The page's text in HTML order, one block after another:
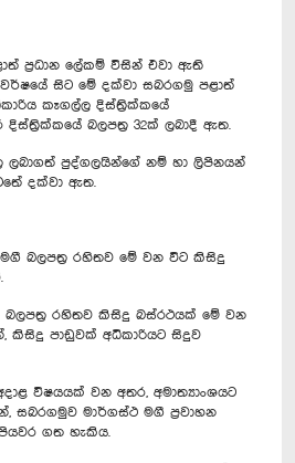
ලේකම් විසින් එවා ඇති
සිට මේ දක්වා සබරගමු පළාත්
අධිකාරිය කෑගල්ල දිස්ත්‍රික්කයේ
දිස්ත්‍රික්කයේ බලපත්‍ර 32ක් ලබාදී ඇත.
පුද්ගලයින්ගේ නම් හා ලිපිනයන්
දක්වා ඇත.
බලපත්‍ර රහිතව මේ වන විට කිසිදු
බලපත්‍ර රහිතව කිසිදු බස්රථයක් මේ වන
කිසිදු පාඩුවක් අධිකාරියට සිදුව
විෂයයක් වන අතර, අමාත්‍යාංශයට
සබරගමුව මාර්ගස්ථ මගී ප්‍රවාහන
ගත හැකිය.